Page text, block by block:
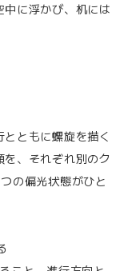
に浮かび、机には
ともに螺旋を描く
、それぞれ別のク
の偏光状態がひと